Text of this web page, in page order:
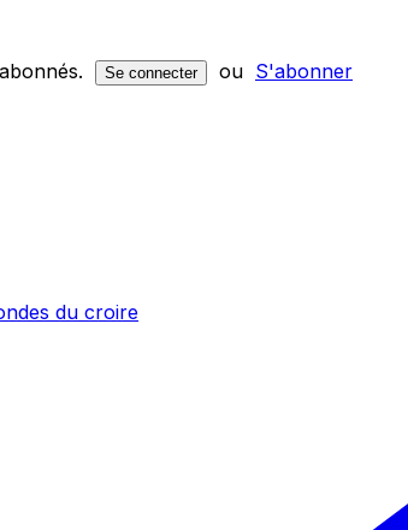
Se connecter ou S'abonner
du croire